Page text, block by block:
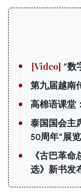
“数
第九届越南
高棉语课堂
泰国国会主
50周年”展
《古巴革命
选》新书发